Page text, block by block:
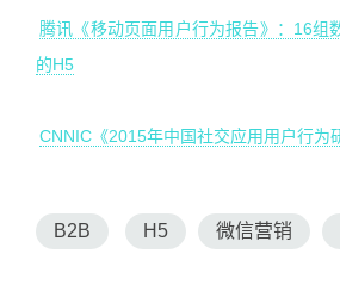
腾讯《移动页面用户行为报告》：16组
的H5
CNNIC《2015年中国社交应用用户行为
B2B H5 微信营销